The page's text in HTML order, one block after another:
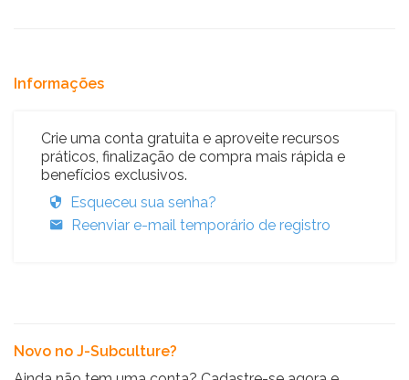
Informações
Crie uma conta gratuita e aproveite recursos
práticos, finalização de compra mais rápida e
benefícios exclusivos.
Esqueceu sua senha?
Reenviar e-mail temporário de registro
Novo no J-Subculture?